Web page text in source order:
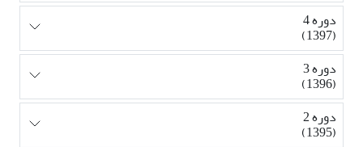
دوره 4
(1397)
دوره 3
(1396)
دوره 2
(1395)